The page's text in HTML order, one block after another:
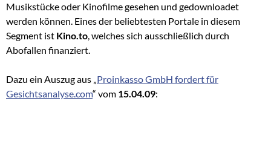
Musikstücke oder Kinofilme gesehen und gedownloadet
werden können. Eines der beliebtesten Portale in diesem
Segment ist Kino.to, welches sich ausschließlich durch
Abofallen finanziert.
Dazu ein Auszug aus „Proinkasso GmbH fordert für
Gesichtsanalyse.com“ vom 15.04.09: